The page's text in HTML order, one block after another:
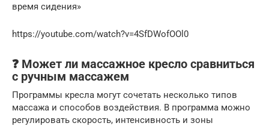
время сидения»
https://youtube.com/watch?v=4SfDWofOOl0
❓ Может ли массажное кресло сравниться
с ручным массажем
Программы кресла могут сочетать несколько типов
массажа и способов воздействия. В программа можно
регулировать скорость, интенсивность и зоны